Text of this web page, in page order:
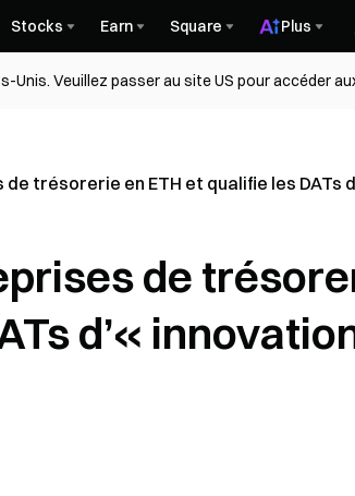
Stocks Earn Square Plus
Veuillez passer au site US pour accéder
trésorerie en ETH et qualifie les DATs
de
d’«